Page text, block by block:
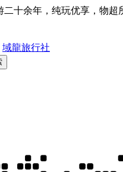
十余年，纯玩优享，物超
域龍旅行社